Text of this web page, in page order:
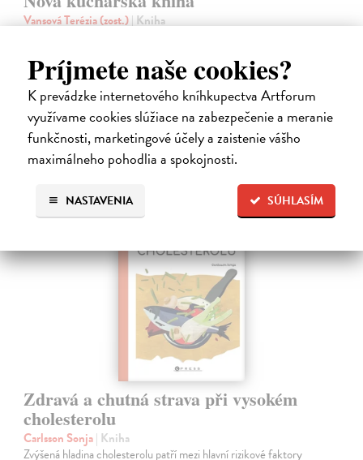
Príjmete naše cookies?
K prevádzke internetového kníhkupectva Artforum
využívame cookies slúžiace na zabezpečenie a meranie
funkčnosti, marketingové účely a zaistenie vášho
maximálneho pohodlia a spokojnosti.
SÚHLASÍM
NASTAVENIA
Vansová Terézia (zost.)| Kniha
však dielom, ktoré zaručene obohatí každú domácnosť.
Na sklade
23,66 €
24,90 € ?
novinka
Zdravá a chutná strava při vysokém
cholesterolu
Carlsson Sonja| Kniha
Zvýšená hladina cholesterolu patří mezi hlavní rizikové faktory